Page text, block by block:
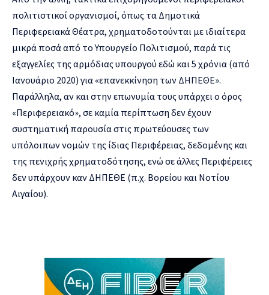
πολιτιστικοί οργανισμοί, όπως τα Δημοτικά
Περιφερειακά Θέατρα, χρηματοδοτούνται με ιδιαίτερα
μικρά ποσά από το Υπουργείο Πολιτισμού, παρά τις
εξαγγελίες της αρμόδιας υπουργού εδώ και 5 χρόνια (από
Ιανουάριο 2020) για «επανεκκίνηση των ΔΗΠΕΘΕ».
Παράλληλα, αν και στην επωνυμία τους υπάρχει ο όρος
«Περιφερειακό», σε καμία περίπτωση δεν έχουν
συστηματική παρουσία στις πρωτεύουσες των
υπόλοιπων νομών της ίδιας Περιφέρειας, δεδομένης και
της πενιχρής χρηματοδότησης, ενώ σε άλλες Περιφέρειες
δεν υπάρχουν καν ΔΗΠΕΘΕ (π.χ. Βορείου και Νοτίου
Αιγαίου).